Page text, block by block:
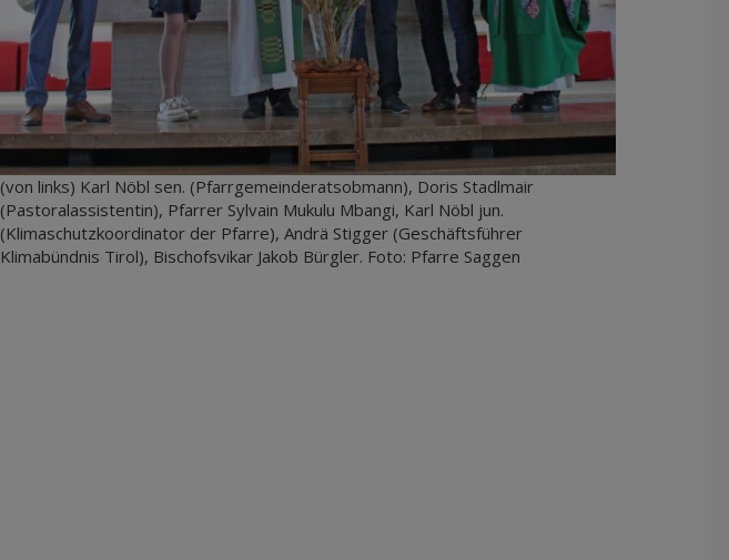
(von links) Karl Nöbl sen. (Pfarrgemeinderatsobmann), Doris Stadlmair
(Pastoralassistentin), Pfarrer Sylvain Mukulu Mbangi, Karl Nöbl jun.
(Klimaschutzkoordinator der Pfarre), Andrä Stigger (Geschäftsführer
Klimabündnis Tirol), Bischofsvikar Jakob Bürgler. Foto: Pfarre Saggen